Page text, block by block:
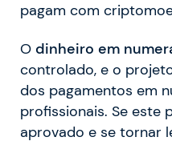
pagam com
O dinheiro em
controlado, e o
dos pagamentos em
profissionais. Se este
aprovado e se tornar